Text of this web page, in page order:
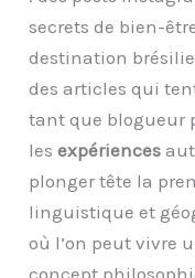
secrets de bien-
destination
des articles qui
tant que blogueur
lesexpériences
plonger tête la
linguistique et
où l’on peut vivre
concept